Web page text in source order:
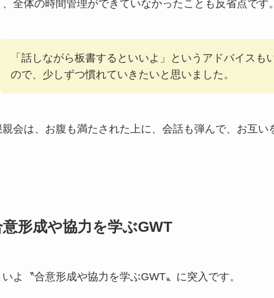
全体の時間管理ができていなかったことも反省点です。
「話しながら板書するといいよ」というアドバイスも
ので、少しずつ慣れていきたいと思いました。
会は、お腹も満たされた上に、会話も弾んで、お互
意形成や協力を学ぶGWT
よ〝合意形成や協力を学ぶGWT〟に突入です。